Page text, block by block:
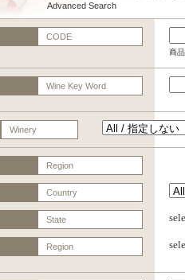
Advanced Search
CODE
商
Wine Key Word
Winery
Region
Country
State
Region